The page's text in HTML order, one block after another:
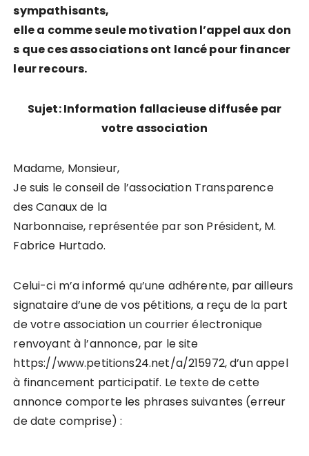
sympathisants,
elle a comme seule motivation l’appel aux don
s que ces associations ont lancé pour financer
leur recours.
Sujet: Information fallacieuse diffusée par
votre association
Madame, Monsieur,
Je suis le conseil de l’association Transparence
des Canaux de la
Narbonnaise, représentée par son Président, M.
Fabrice Hurtado.
Celui-ci m’a informé qu’une adhérente, par ailleurs
signataire d’une de vos pétitions, a reçu de la part
de votre association un courrier électronique
renvoyant à l’annonce, par le site
https://www.petitions24.net/a/215972, d’un appel
à financement participatif. Le texte de cette
annonce comporte les phrases suivantes (erreur
de date comprise) :